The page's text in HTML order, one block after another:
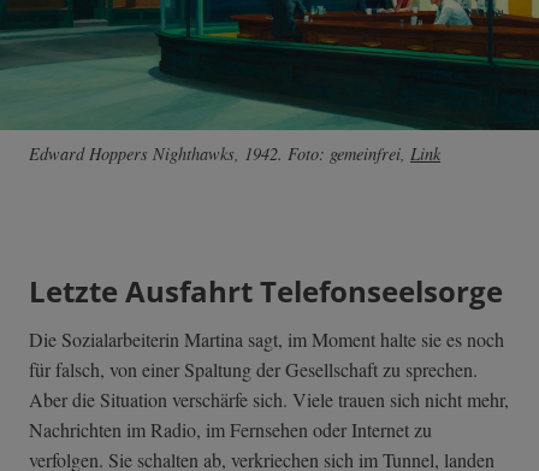
Edward Hoppers Nighthawks, 1942. Foto: gemeinfrei, Link
Letzte Ausfahrt Telefonseelsorge
Die Sozialarbeiterin Martina sagt, im Moment halte sie es noch
für falsch, von einer Spaltung der Gesellschaft zu sprechen.
Aber die Situation verschärfe sich. Viele trauen sich nicht mehr,
Nachrichten im Radio, im Fernsehen oder Internet zu
verfolgen. Sie schalten ab, verkriechen sich im Tunnel, landen